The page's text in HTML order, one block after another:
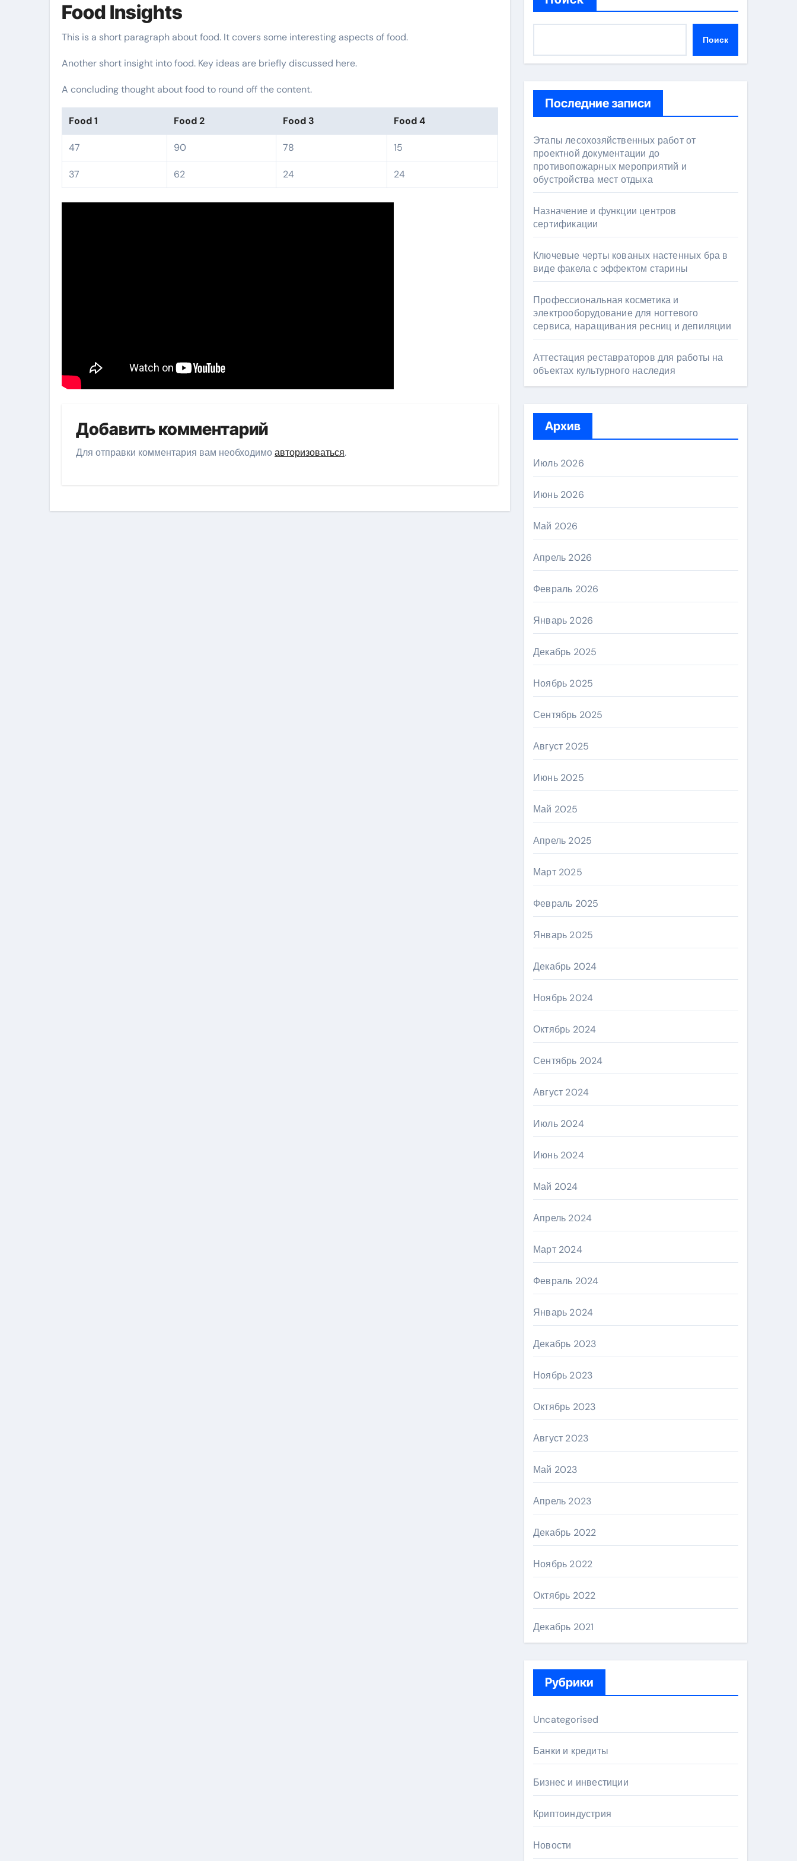
Food Insights
This is a short paragraph about food. It covers some interesting aspects of food.
Another short insight into food. Key ideas are briefly discussed here.
A concluding thought about food to round off the content.
Food 1 Food 2 Food 3 Food 4
47 90 78 15
37 62 24 24
Добавить комментарий
Для отправки комментария вам необходимоавторизоваться.
Поиск
Последние записи
Этапы лесохозяйственных работ от
проектной документации до
противопожарных мероприятий и
обустройства мест отдыха
Назначение и функции центров
сертификации
Ключевые черты кованых настенных бра в
виде факела с эффектом старины
Профессиональная косметика и
электрооборудование для ногтевого
сервиса, наращивания ресниц и депиляции
Аттестация реставраторов для работы на
объектах культурного наследия
Архив
Июль 2026
Июнь 2026
Май 2026
Апрель 2026
Февраль 2026
Январь 2026
Декабрь 2025
Ноябрь 2025
Сентябрь 2025
Август 2025
Июнь 2025
Май 2025
Апрель 2025
Март 2025
Февраль 2025
Январь 2025
Декабрь 2024
Ноябрь 2024
Октябрь 2024
Сентябрь 2024
Август 2024
Июль 2024
Июнь 2024
Май 2024
Апрель 2024
Март 2024
Февраль 2024
Январь 2024
Декабрь 2023
Ноябрь 2023
Октябрь 2023
Август 2023
Май 2023
Апрель 2023
Декабрь 2022
Ноябрь 2022
Октябрь 2022
Декабрь 2021
Рубрики
Uncategorised
Банки и кредиты
Бизнес и инвестиции
Криптоиндустрия
Новости